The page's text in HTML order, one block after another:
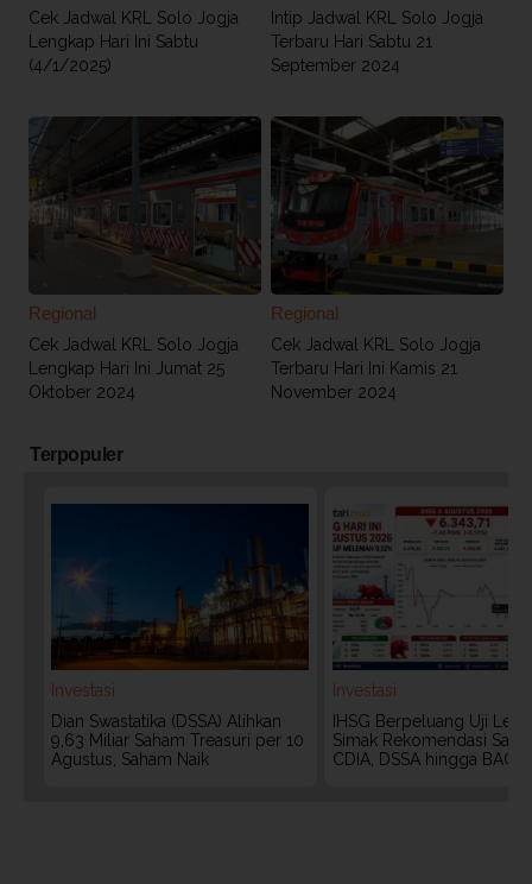
Cek Jadwal KRL Solo Jogja
Lengkap Hari Ini Sabtu
(4/1/2025)
Intip Jadwal KRL Solo Jogja
Terbaru Hari Sabtu 21
September 2024
Regional
Cek Jadwal KRL Solo Jogja
Lengkap Hari Ini Jumat 25
Oktober 2024
Regional
Cek Jadwal KRL Solo Jogja
Terbaru Hari Ini Kamis 21
November 2024
Terpopuler
Investasi
Dian Swastatika (DSSA) Alihkan
9,63 Miliar Saham Treasuri per 10
Agustus, Saham Naik
Investasi
IHSG Berpeluang Uji
Simak Rekomendasi
CDIA, DSSA hingga BACH